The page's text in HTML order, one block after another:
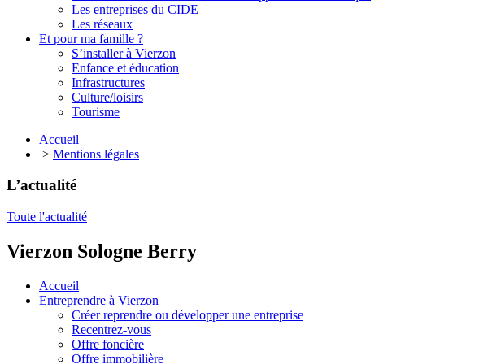
Les entreprises du CIDE
Les réseaux
Et pour ma famille ?
S’installer à Vierzon
Enfance et éducation
Infrastructures
Culture/loisirs
Tourisme
Accueil
> Mentions légales
L’actualité
Toute l'actualité
Vierzon Sologne Berry
Accueil
Entreprendre à Vierzon
Créer reprendre ou développer une entreprise
Recentrez-vous
Offre foncière
Offre immobilière